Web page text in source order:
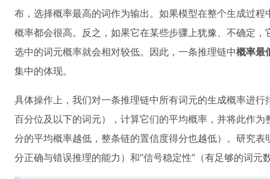
布，选择概率最高的词作为输出。如果模型在整个生成过程
概率都会很高。反之，如果它在某些步骤上犹豫、不确定
选中的词元概率就会相对较低。因此，一条推理链中概率最
集中的体现。
具体操作上，我们对一条推理链中所有词元的生成概率进
百分位及以下的词元），计算它们的平均概率，并将此作为
分的平均概率越低，整条链的置信度得分也越低）。研究表
分正确与错误推理的能力）和“信号稳定性”（有足够的词